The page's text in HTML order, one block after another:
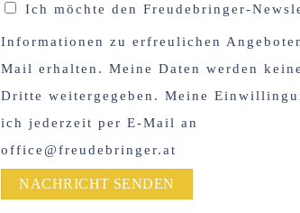
Ich möchte den Freudebringer-
Informationen zu erfreulichen
Mail erhalten. Meine Daten werden
Dritte weitergegeben. Meine
ich jederzeit per E-Mail an
office@freudebringer.at